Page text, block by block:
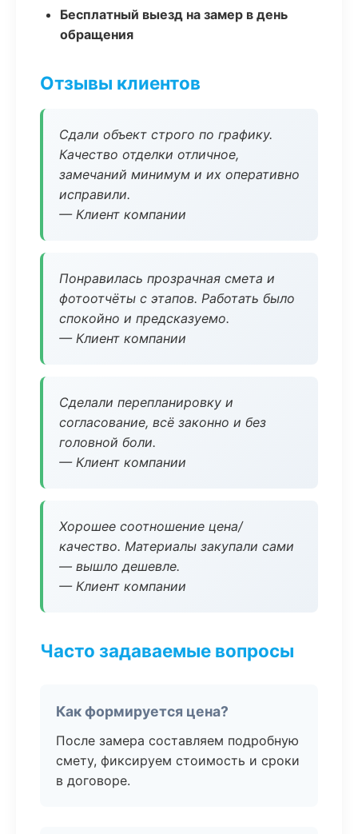
Бесплатный выезд на замер в день
обращения
Отзывы клиентов
Сдали объект строго по графику.
Качество отделки отличное,
замечаний минимум и их оперативно
исправили.
— Клиент компании
Понравилась прозрачная смета и
фотоотчёты с этапов. Работать было
спокойно и предсказуемо.
— Клиент компании
Сделали перепланировку и
согласование, всё законно и без
головной боли.
— Клиент компании
Хорошее соотношение цена/
качество. Материалы закупали сами
— вышло дешевле.
— Клиент компании
Часто задаваемые вопросы
Как формируется цена?
После замера составляем подробную
смету, фиксируем стоимость и сроки
в договоре.